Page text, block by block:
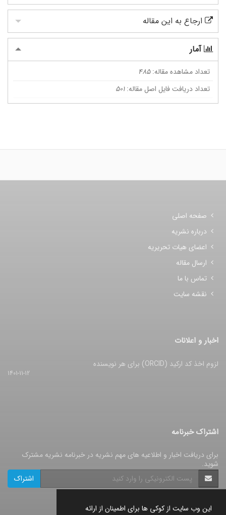
این وب سایت از کوکی ها برای اطمینان از ارائه
ارجاع به این مقاله
آمار
تعداد مشاهده مقاله:485
تعداد دریافت فایل اصل مقاله:501
صفحه اصلی
درباره نشریه
اعضای هیات تحریریه
ارسال مقاله
تماس با ما
نقشه سایت
اخبار و اعلانات
لزوم اخذ کد ارکید (ORCID) برای هر نویسنده
1401-11-12
اشتراک خبرنامه
برای دریافت اخبار و اطلاعیه های مهم نشریه در خبرنامه نشریه مشترک
شوید.
اشتراک